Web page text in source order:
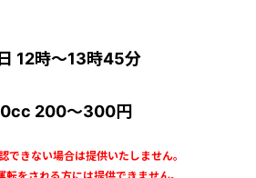
12時～13時45分
200～300円
できない場合は提供いたしません。